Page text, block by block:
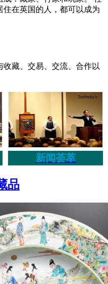
在英国的人，都可以成为
藏、交易、交流、合作以
新闻荟萃
品